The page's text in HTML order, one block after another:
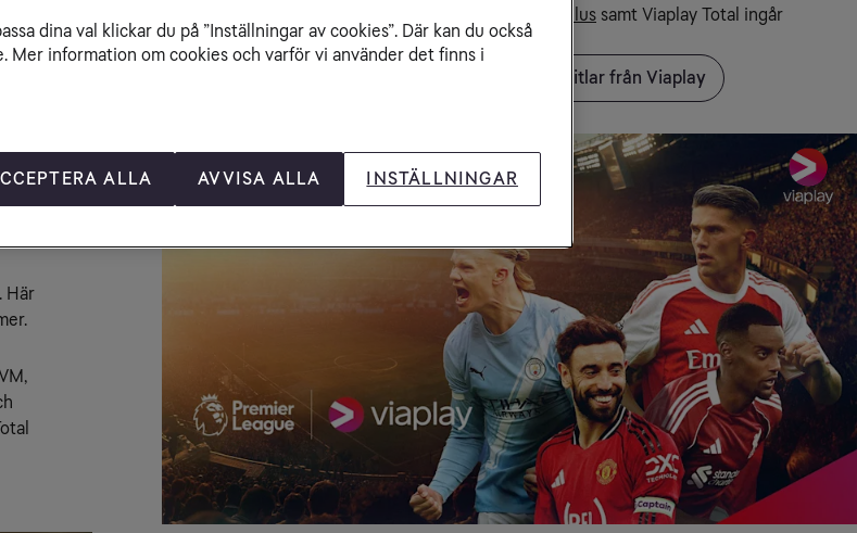
Tv & Streaming Plus samt Viaplay Total ingår
alltid i Tv & Streaming Sport
Utforska titlar från Viaplay
Här
dina val klickar du på ”Inställningar av cookies”. Där kan du också
Mer information om cookies och varför vi använder det finns i
ALLA AVVISA ALLA INSTÄLLNINGAR